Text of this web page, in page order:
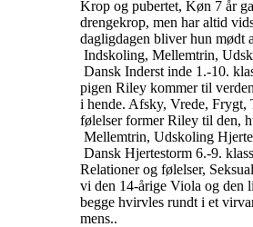
Krop og pubertet, Køn 7 år
drengekrop, men har altid
dagligdagen bliver hun mødt
Indskoling, Mellemtrin,
Dansk Inderst inde 1.-10.
pigen Riley kommer til
i hende. Afsky, Vrede, Frygt,
følelser former Riley til den,
Mellemtrin, Udskoling
Dansk Hjertestorm 6.-9.
Relationer og følelser,
vi den 14-årige Viola og den
begge hvirvles rundt i et
mens..